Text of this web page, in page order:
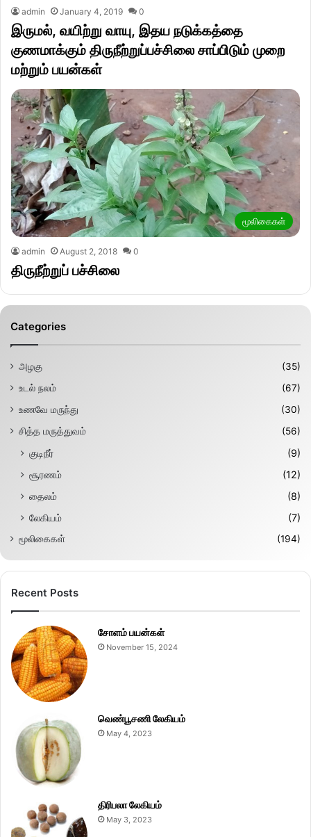
admin January 4, 2019 0
இருமல், வயிற்று வாயு, இதய நடுக்கத்தை
குணமாக்கும் திருநீற்றுப்பச்சிலை சாப்பிடும் முறை
மற்றும் பயன்கள்
மூலிகைகள்
admin August 2, 2018 0
திருநீற்றுப் பச்சிலை
Categories
அழகு
(35)
உடல் நலம்
(67)
உணவே மருந்து
(30)
சித்த மருத்துவம்
(56)
குடிநீர்
(9)
சூரணம்
(12)
தைலம்
(8)
லேகியம்
(7)
மூலிகைகள் (194)
Recent Posts
சோளம் பயன்கள்
November 15, 2024
வெண்பூசணி லேகியம்
May 4, 2023
திரிபலா லேகியம்
May 3, 2023